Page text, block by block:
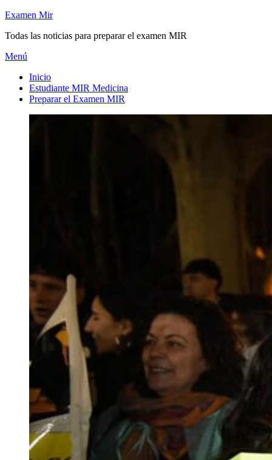
Saltar
contenido
Examen Mir
Todas las noticias para preparar el examen MIR
Menú
Inicio
Estudiante MIR Medicina
Preparar el Examen MIR